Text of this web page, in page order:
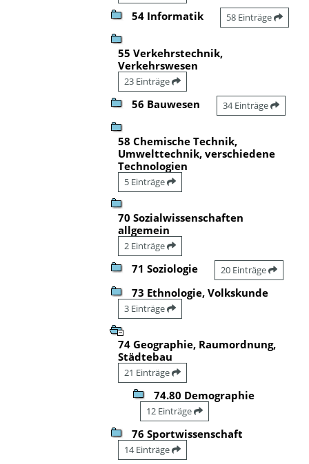
54 Informatik 58 Einträge
55 Verkehrstechnik,
Verkehrswesen
23 Einträge
56 Bauwesen 34 Einträge
58 Chemische Technik,
Umwelttechnik, verschiedene
Technologien
5 Einträge
70 Sozialwissenschaften
allgemein
2 Einträge
71 Soziologie 20 Einträge
73 Ethnologie, Volkskunde
3 Einträge
74 Geographie, Raumordnung,
Städtebau
21 Einträge
74.80 Demographie
12 Einträge
76 Sportwissenschaft
14 Einträge